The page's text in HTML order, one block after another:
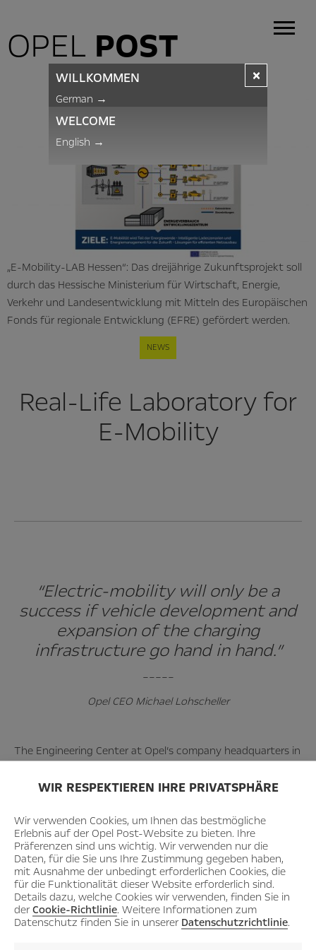
WIR RESPEKTIEREN IHRE PRIVATSPHÄRE
Wir verwenden Cookies, um Ihnen das bestmögliche
Erlebnis auf der Opel Post-Website zu bieten. Ihre
Präferenzen sind uns wichtig. Wir verwenden nur die
Daten, für die Sie uns Ihre Zustimmung gegeben haben,
mit Ausnahme der unbedingt erforderlichen Cookies, die
für die Funktionalität dieser Website erforderlich sind.
Details dazu, welche Cookies wir verwenden, finden Sie in
der Cookie-Richtlinie. Weitere Informationen zum
Datenschutz finden Sie in unserer Datenschutzrichtlinie.
OPEL POST
„E-Mobility-LAB Hessen“: Das dreijährige Zukunftsprojekt soll
durch das Hessische Ministerium für Wirtschaft, Energie,
Verkehr und Landesentwicklung mit Mitteln des Europäischen
Fonds für regionale Entwicklung (EFRE) gefördert werden.
NEWS
Real-Life Laboratory for
E-Mobility
“Electric-mobility will only be a
success if vehicle development and
expansion of the charging
infrastructure go hand in hand.”
–––––
Opel CEO Michael Lohscheller
The Engineering Center at Opel’s company headquarters in
Together with Kassel University, FLAVIA IT and PLUG’n
charging infrastructure, the carmaker will conduct research
into the ideal setup of the electricity grid for the future.
The three-year project “E-Mobility-LAB Hessen” is
scheduled to receive supportfrom the Hessian Ministry for
Economy, Energy, Transport and State Development with
funds provided by the European Regional Development
Fund. In return, Opel will set up an intelligent charging and
×
WILLKOMMEN
German →
WELCOME
English →